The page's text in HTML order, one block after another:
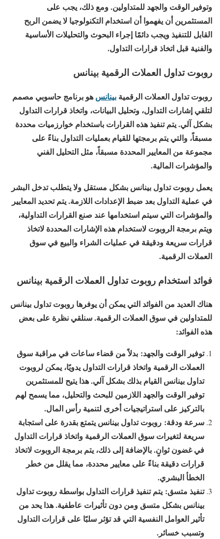
وتوفير الوقت والجهد للمتداولين. ومع ذلك، يجب على
المستثمرين أن يفهموا أن استخدام التكنولوجيا لا يضمن الربح
القابل للتنفيذ ويجب دائمًا إجراء البحوث والتحليلات الأساسية
والفنية قبل اتخاذ قرارات التداول.
روبوت تداول العملات الرقمية بينانس
روبوت تداول العملات الرقمية بينانس هو برنامج حاسوبي مصمم
لتلقي إشارات التداول، وتحليل البيانات، واتخاذ قرارات التداول
بشكل آلي. يتم تنفيذ هذه القرارات باستخدام خوارزميات محددة
مسبقاً، والتي يتم برمجتها للقيام بعمليات التداول بناءً على
مجموعة من المعايير المحددة مسبقاً، مثل التحليل الفني
والمؤشرات المالية.
يعمل روبوت تداول بينانس بشكل مستقل ولا يتطلب تدخل البشر
في عملية التداول بعد ضبط الإعدادات اللازمة. يتم تحديد المعايير
والمؤشرات التي سيتم استخدامها عند صنع القرارات التداولية،
ويتم برمجة الروبوت لاستخدام هذه الإشارات المحددة لاتخاذ
قرارات سريعة ودقيقة في عمليات الشراء والبيع في سوق
العملات الرقمية.
فوائد استخدام روبوت تداول العملات الرقمية بينانس
هناك العديد من الفوائد التي يمكن أن يوفرها روبوت تداول بينانس
للمتداولين في سوق العملات الرقمية. سنلقي نظرة على بعض
هذه الفوائد:
توفير الوقت والجهد: بدلاً من قضاء ساعات في مراقبة سوق
العملات الرقمية واتخاذ قرارات التداول يدويًا، يمكن لروبوت
تداول بينانس القيام بذلك بشكل آلي. هذا يتيح للمستثمرين
توفير الوقت والجهد اللازمين للبحث والتحليل، مما يسمح لهم
بالتركيز على استراتيجيات أخرى لتنمية رأس المال.
سرعة ودقة: روبوت تداول بينانس يتمتع بقدرة على استجابة
سريعة لتغيرات سوق العملات الرقمية واتخاذ قرارات التداول
في غضون ثوانٍ. بالإضافة إلى ذلك، يتم برمجة الروبوت لاتخاذ
قرارات دقيقة بناءً على معايير محددة، مما يقلل من خطر
الخطأ البشري.
تنفيذ متسق: يتم تنفيذ قرارات التداول بواسطة روبوت تداول
بينانس بشكل متسق ومن دون تأثيرات عاطفية. هذا يحد من
تأثير العوامل النفسية التي قد تؤثر سلبًا على قرارات التداول
وتسبب خسائر.